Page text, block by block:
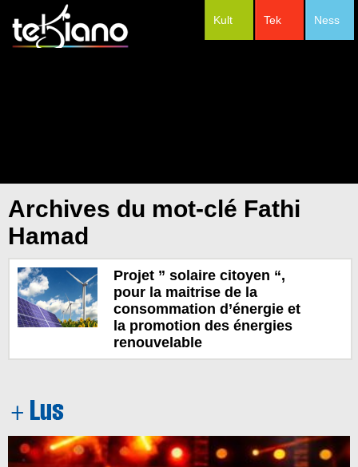
Ness
Tek
Kult
Archives du mot-clé Fathi
Hamad
Projet ” solaire citoyen “,
pour la maitrise de la
consommation d’énergie et
la promotion des énergies
renouvelable